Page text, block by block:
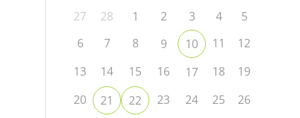
27 28 1 2 3 4
5
6
7 8 9 10 11
12
13
14 15 16 17 18
19
20
21 22 23 24 25
26